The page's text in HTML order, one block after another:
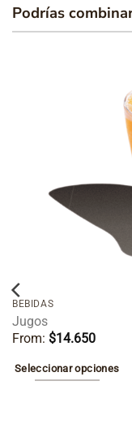
Podrías
BEBIDAS
Jugos
From: $14.650
Seleccionar opciones